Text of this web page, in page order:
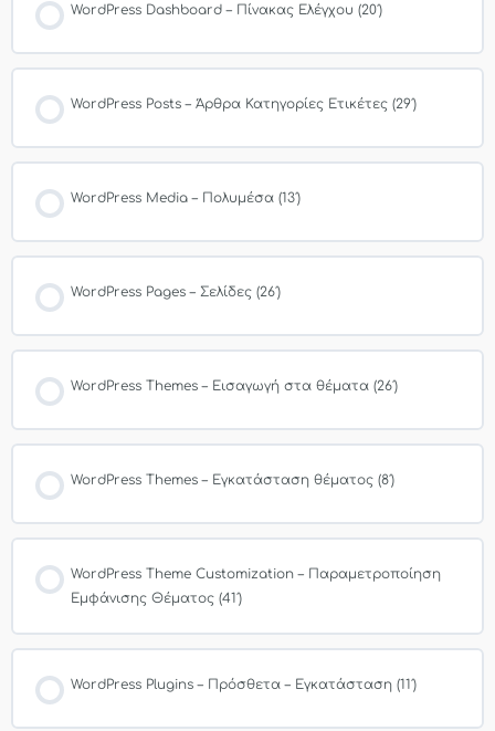
WordPress Dashboard – Πίνακας Ελέγχου (20′)
WordPress Posts – Άρθρα Κατηγορίες Ετικέτες (29′)
WordPress Media – Πολυμέσα (13′)
WordPress Pages – Σελίδες (26′)
WordPress Themes – Εισαγωγή στα θέματα (26′)
WordPress Themes – Εγκατάσταση θέματος (8′)
WordPress Theme Customization – Παραμετροποίηση
Εμφάνισης Θέματος (41′)
WordPress Plugins – Πρόσθετα – Εγκατάσταση (11′)